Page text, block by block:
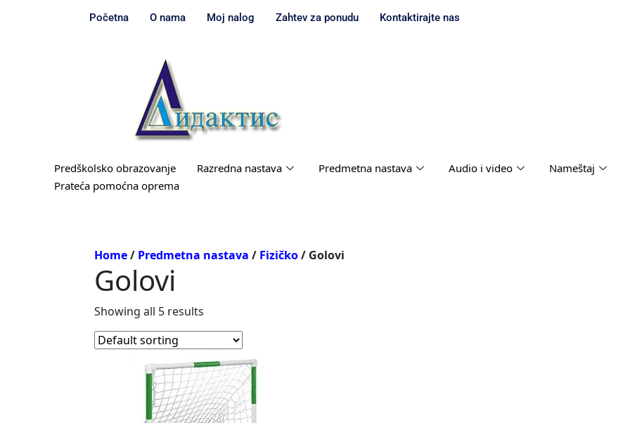
Početna O nama Moj nalog Zahtev za ponudu Kontaktirajte nas
Predškolsko obrazovanje Razredna nastava Predmetna nastava Audio i video Nameštaj
Prateća pomoćna oprema
Home/ Predmetna nastava / Fizičko/ Golovi
Golovi
Showing all 5 results